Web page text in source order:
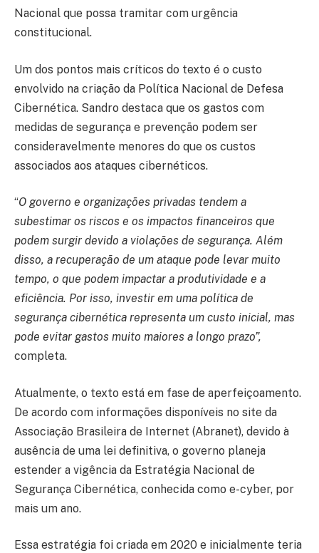
Nacional que possa tramitar com urgência
constitucional.
Um dos pontos mais críticos do texto é o custo
envolvido na criação da Política Nacional de Defesa
Cibernética. Sandro destaca que os gastos com
medidas de segurança e prevenção podem ser
consideravelmente menores do que os custos
associados aos ataques cibernéticos.
“O governo e organizações privadas tendem a
subestimar os riscos e os impactos financeiros que
podem surgir devido a violações de segurança. Além
disso, a recuperação de um ataque pode levar muito
tempo, o que podem impactar a produtividade e a
eficiência. Por isso, investir em uma política de
segurança cibernética representa um custo inicial, mas
pode evitar gastos muito maiores a longo prazo”,
completa.
Atualmente, o texto está em fase de aperfeiçoamento.
De acordo com informações disponíveis no site da
Associação Brasileira de Internet (Abranet), devido à
ausência de uma lei definitiva, o governo planeja
estender a vigência da Estratégia Nacional de
Segurança Cibernética, conhecida como e-cyber, por
mais um ano.
Essa estratégia foi criada em 2020 e inicialmente teria